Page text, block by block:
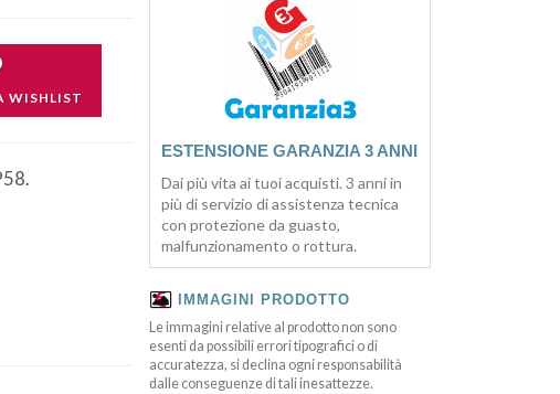
WISHLIST
ESTENSIONE GARANZIA 3 ANNI
Dai più vita ai tuoi acquisti. 3 anni in
più di servizio di assistenza tecnica
con protezione da guasto,
malfunzionamento o rottura.
IMMAGINI PRODOTTO
Le immagini relative al prodotto non sono
esenti da possibili errori tipografici o di
accuratezza, si declina ogni responsabilità
dalle conseguenze di tali inesattezze.